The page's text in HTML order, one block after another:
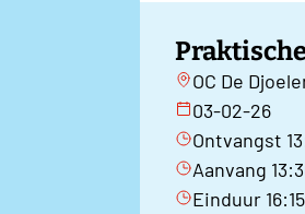
OC De
03-02-26
Ontvangst
Aanvang
Einduur 16:15